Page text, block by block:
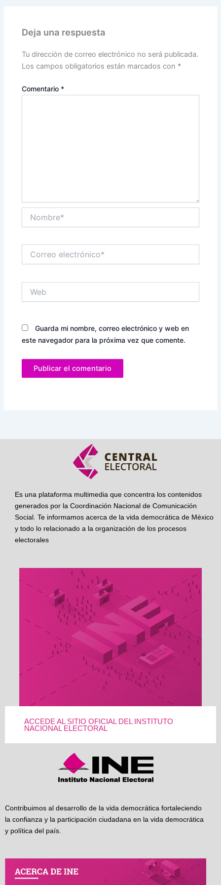
Deja una respuesta
Tu dirección de correo electrónico no será publicada.
Los campos obligatorios están marcados con *
Comentario *
electrónico*
Guarda mi nombre, correo electrónico y web en
este navegador para la próxima vez que comente.
Es una plataforma multimedia que concentra los contenidos
generados por la Coordinación Nacional de Comunicación
Social. Te informamos acerca de la vida democrática de México
y todo lo relacionado a la organización de los procesos
electorales
ACCEDE AL SITIO OFICIAL DEL INSTITUTO
NACIONAL ELECTORAL
Contribuimos al desarrollo de la vida democrática fortaleciendo
la confianza y la participación ciudadana en la vida democrática
y política del país.